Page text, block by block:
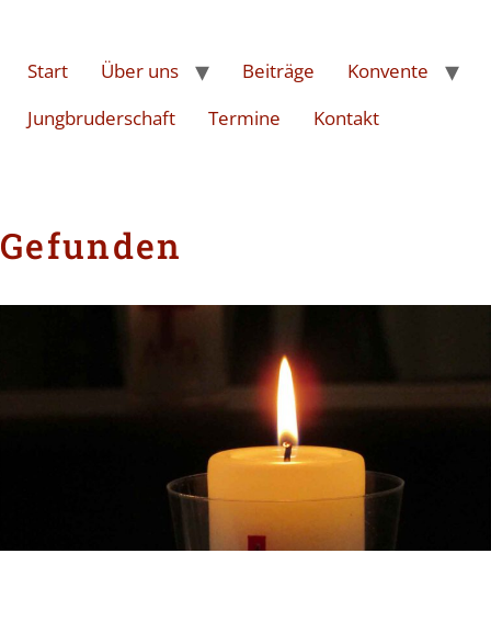
Start Über uns Beiträge
Konvente
Jungbruderschaft
Termine Kontakt
Gefunden